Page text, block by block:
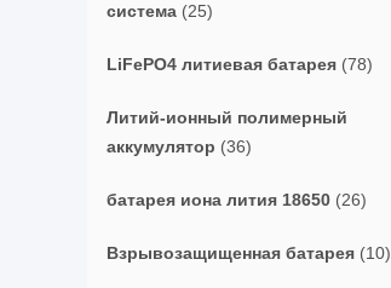
система (25)
LiFePO4 литиевая батарея (78)
Литий-ионный полимерный
аккумулятор (36)
батарея иона лития 18650 (26)
Взрывозащищенная батарея (10)